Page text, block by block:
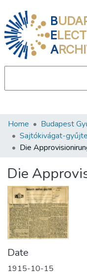
B
E
A
Communities &
All of DSpace
About us
Home Budapest
Sajtókivágat-
Die
Date
1915-10-15